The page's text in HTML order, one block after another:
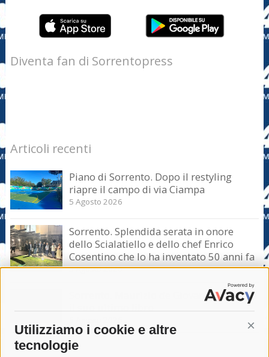
Utilizziamo i cookie e altre
tecnologie
Diventa fan di Sorrentopress
Articoli recenti
Piano di Sorrento. Dopo il restyling
riapre il campo di via Ciampa
5 Agosto 2026
Sorrento. Splendida serata in onore
dello Scialatiello e dello chef Enrico
Cosentino che lo ha inventato 50 anni fa
5 Agosto 2026
Sorrento. Maurizio de Giovanni presenta
il suo ultimo libro